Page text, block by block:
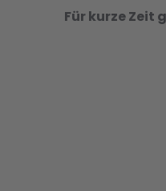
Für kurze Zeit